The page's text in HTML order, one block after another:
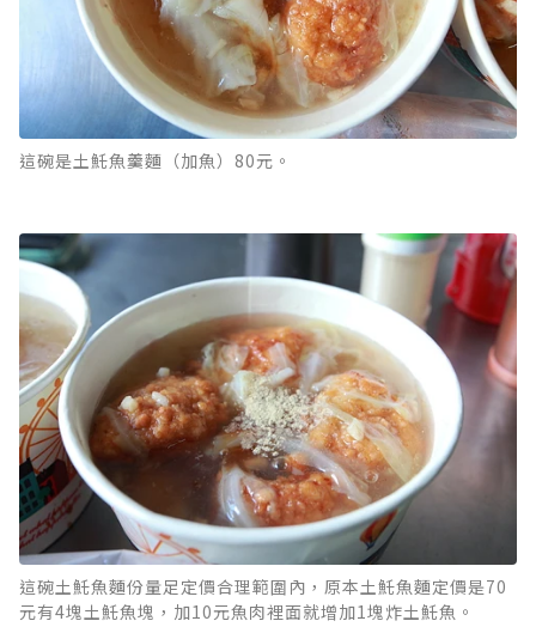
這碗是土魠魚羹麵（加魚）80元。
這碗土魠魚麵份量足定價合理範圍內，原本土魠魚麵定價是70
元有4塊土魠魚塊，加10元魚肉裡面就增加1塊炸土魠魚。